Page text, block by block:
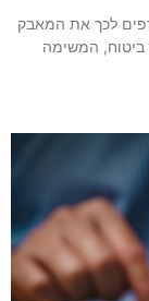
לכך את המאבק
המשימה